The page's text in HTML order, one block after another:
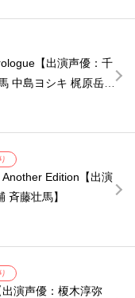
【出演声優：千
中島ヨシキ 梶原岳人
也 浪川大輔 橘龍丸
Edition【出演
斉藤壮馬】
演声優：榎木淳弥